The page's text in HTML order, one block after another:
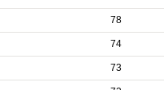
78
74
73